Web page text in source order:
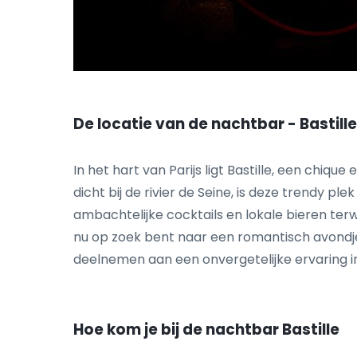
De locatie van de nachtbar - Bastille
In het hart van Parijs ligt Bastille, een
dicht bij de rivier de Seine, is deze trendy
ambachtelijke cocktails en lokale bieren
nu op zoek bent naar een romantisch
deelnemen aan een onvergetelijke ervaring
Hoe kom je bij de nachtbar Bastille